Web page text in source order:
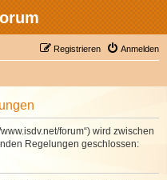
Anmelden
Registrieren
forum“) wird zwischen
Regelungen geschlossen: